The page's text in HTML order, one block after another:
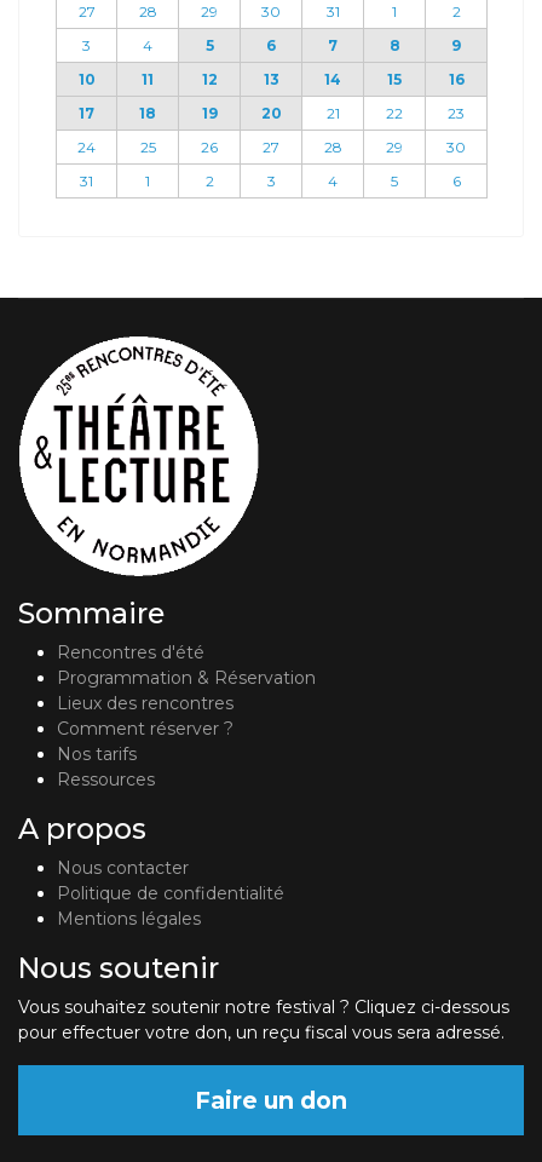
27
28 29 30 31 1
2
3
4 5 6 7 8
9
10
11 12 13 14 15
16
17
18 19 20 21 22
23
24
25 26 27 28 29
30
31
1 2 3 4 5 6
Sommaire
Rencontres d'été
Programmation & Réservation
Lieux des rencontres
Comment réserver ?
Nos tarifs
Ressources
A propos
Nous contacter
Politique de confidentialité
Mentions légales
Nous soutenir
Vous souhaitez soutenir notre festival ? Cliquez ci-dessous
pour effectuer votre don, un reçu fiscal vous sera adressé.
Faire un don